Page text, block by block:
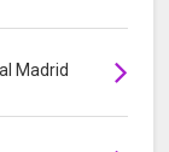
Madrid